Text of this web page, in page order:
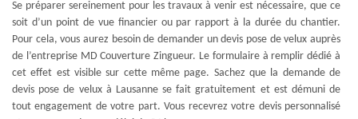
Se préparer sereinement pour les travaux à venir est nécessaire, que ce
soit d’un point de vue financier ou par rapport à la durée du chantier.
Pour cela, vous aurez besoin de demander un devis pose de velux auprès
de l’entreprise MD Couverture Zingueur. Le formulaire à remplir dédié à
cet effet est visible sur cette même page. Sachez que la demande de
devis pose de velux à Lausanne se fait gratuitement et est démuni de
tout engagement de votre part. Vous recevrez votre devis personnalisé